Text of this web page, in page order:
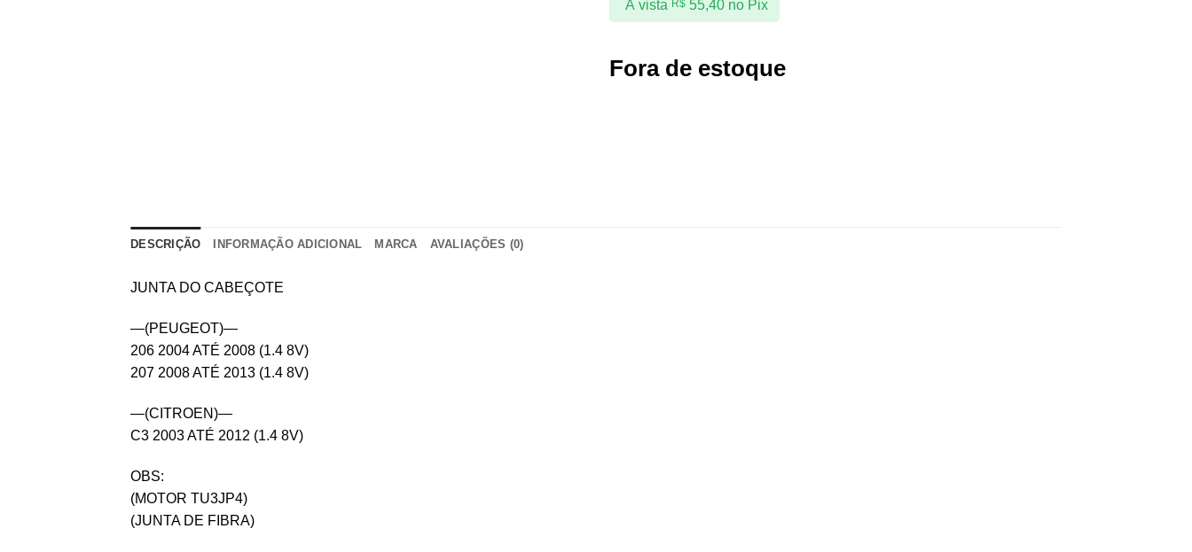
À vista R$55,40 no Pix
Fora de estoque
DESCRIÇÃO INFORMAÇÃO ADICIONAL MARCA AVALIAÇÕES (0)
JUNTA DO CABEÇOTE
—(PEUGEOT)—
206 2004 ATÉ 2008 (1.4 8V)
207 2008 ATÉ 2013 (1.4 8V)
—(CITROEN)—
C3 2003 ATÉ 2012 (1.4 8V)
OBS:
(MOTOR TU3JP4)
(JUNTA DE FIBRA)